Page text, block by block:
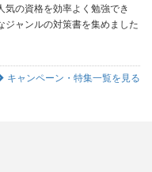
気の資格を効率よく勉強でき
ジャンルの対策書を集めました
キャンペーン・特集一覧を見る